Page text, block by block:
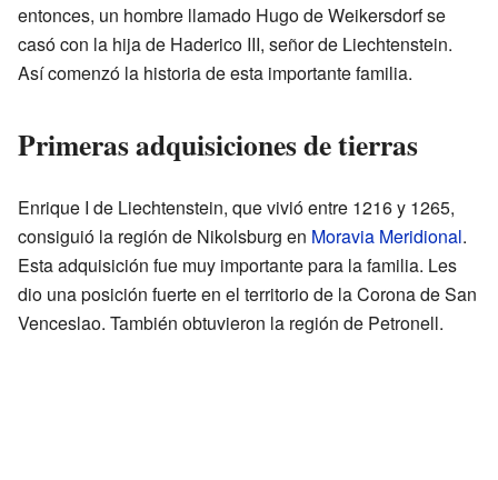
entonces, un hombre llamado Hugo de Weikersdorf se
casó con la hija de Haderico III, señor de Liechtenstein.
Así comenzó la historia de esta importante familia.
Primeras adquisiciones de tierras
Enrique I de Liechtenstein, que vivió entre 1216 y 1265,
consiguió la región de Nikolsburg en Moravia Meridional.
Esta adquisición fue muy importante para la familia. Les
dio una posición fuerte en el territorio de la Corona de San
Venceslao. También obtuvieron la región de Petronell.